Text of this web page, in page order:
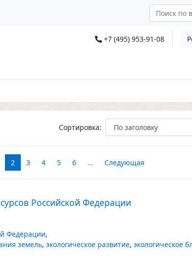
+7 (495) 953-91-08
Сортировка:
2 3 4 5 6 … Следующая
Российской Федерации
Федерации,
земель, экологическое развитие, экологическое